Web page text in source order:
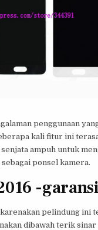
penggunaan
kali fitur ini
ampuh untuk
ponsel kamera.
-
pelindung ini
dibawah terik